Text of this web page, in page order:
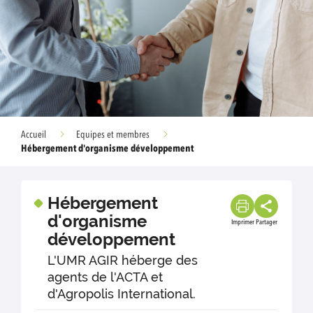
Accueil
Equipes et membres
Hébergement d'organisme développement
Hébergement
d'organisme
développement
L'UMR AGIR héberge des
agents de l'ACTA et
d'Agropolis International.
Imprimer Partager